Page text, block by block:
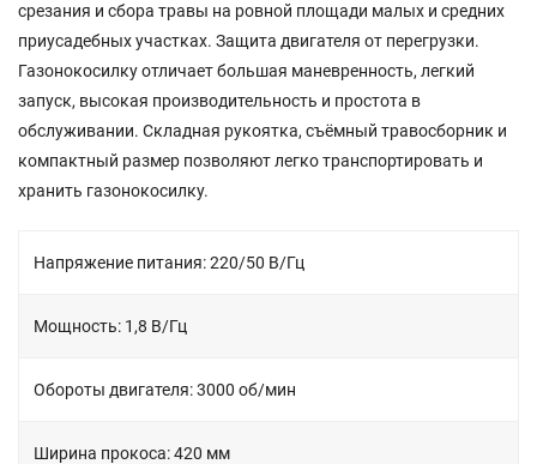
срезания и сбора травы на ровной площади малых и средних
приусадебных участках. Защита двигателя от перегрузки.
Газонокосилку отличает большая маневренность, легкий
запуск, высокая производительность и простота в
обслуживании. Складная рукоятка, съёмный травосборник и
компактный размер позволяют легко транспортировать и
хранить газонокосилку.
Напряжение питания: 220/50 В/Гц
Мощность: 1,8 В/Гц
Обороты двигателя: 3000 об/мин
Ширина прокоса: 420 мм